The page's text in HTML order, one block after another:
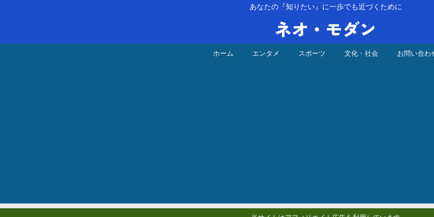
あなたの『知りたい』に一歩でも近づくために
ネオ・モダン
ホーム エンタメ スポーツ 文化・社会 お問い合わ